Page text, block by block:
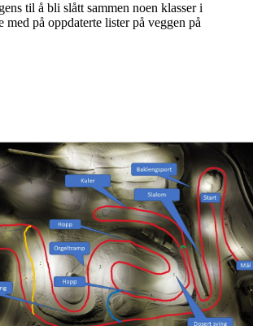
til å bli slått sammen noen klasser i
med på oppdaterte lister på veggen på